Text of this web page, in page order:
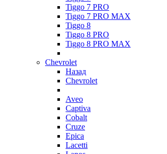
Tiggo 7 PRO
Tiggo 7 PRO MAX
Tiggo 8
Tiggo 8 PRO
Tiggo 8 PRO MAX
Chevrolet
Назад
Chevrolet
Aveo
Captiva
Cobalt
Cruze
Epica
Lacetti